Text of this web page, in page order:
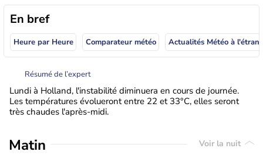
En bref
Heure par Heure Comparateur météo
Résumé de l’expert
Lundi à Holland, l'instabilité diminuera en cours de journée.
Les températures évolueront entre 22 et 33°C, elles seront
très chaudes l'après-midi.
Matin Voir la nuit